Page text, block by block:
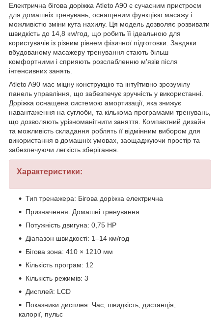
Електрична бігова доріжка Atleto A90 є сучасним пристроєм
для домашніх тренувань, оснащеним функцією масажу і
можливістю зміни кута нахилу. Ця модель дозволяє розвивати
швидкість до 14,8 км/год, що робить її ідеальною для
користувачів із різним рівнем фізичної підготовки. Завдяки
вбудованому масажеру тренування стають більш
комфортними і сприяють розслабленню м'язів після
інтенсивних занять.
Atleto A90 має міцну конструкцію та інтуїтивно зрозумілу
панель управління, що забезпечує зручність у використанні.
Доріжка оснащена системою амортизації, яка знижує
навантаження на суглоби, та кількома програмами тренувань,
що дозволяють урізноманітнити заняття. Компактний дизайн
та можливість складання роблять її відмінним вибором для
використання в домашніх умовах, заощаджуючи простір та
забезпечуючи легкість зберігання.
Характеристики:
Тип тренажера: Бігова доріжка електрична
Призначення: Домашні тренування
Потужність двигуна: 0,75 HP
Діапазон швидкості: 1–14 км/год
Бігова зона: 410 × 1210 мм
Кількість програм: 12
Кількість режимів: 3
Дисплей: LCD
Показники дисплея: Час, швидкість, дистанція,
калорії, пульс